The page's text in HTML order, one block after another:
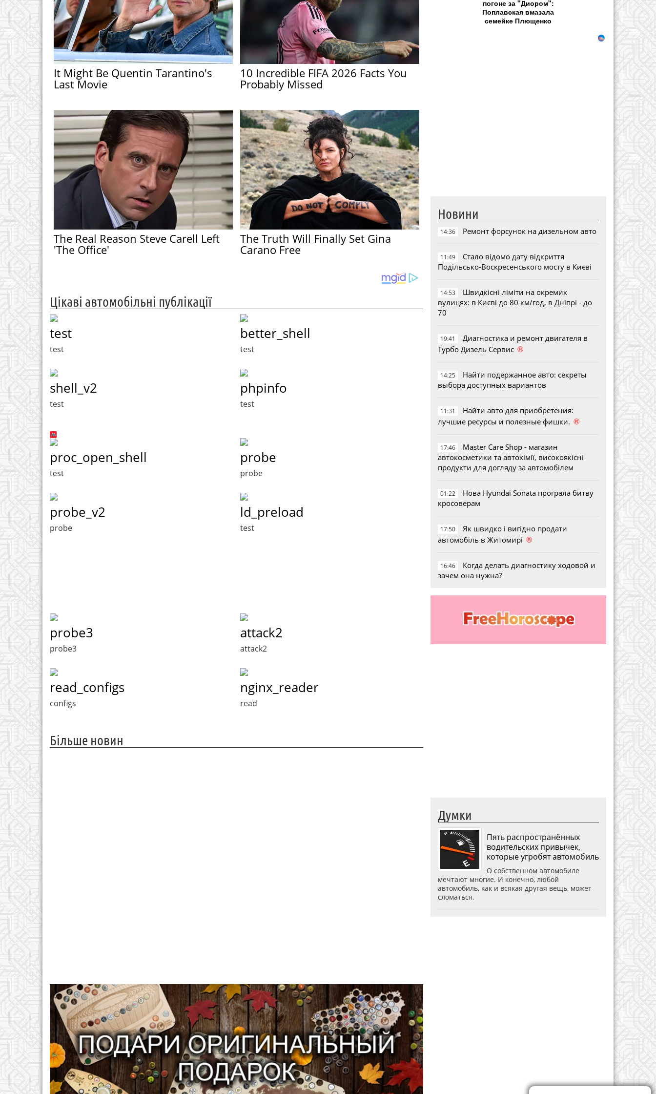
It Might Be Quentin Tarantino's
Last Movie
10 Incredible FIFA 2026 Facts You
Probably Missed
The Real Reason Steve Carell Left
'The Office'
The Truth Will Finally Set Gina
Carano Free
Цікаві автомобільні публікації
test
test
better_shell
test
shell_v2
test
phpinfo
test
proc_open_shell
test
probe
probe
probe_v2
probe
ld_preload
test
probe3
probe3
attack2
attack2
read_configs
configs
nginx_reader
read
Більше новин
погоне за "Диором":
Поплавская вмазала
семейке Плющенко
Новини
14:36 Ремонт форсунок на дизельном авто
11:49
Стало відомо дату відкриття
Подільсько-Воскресенського мосту в Києві
14:53
Швидкісні ліміти на окремих
вулицях: в Києві до 80 км/год, в Дніпрі - до
70
19:41
Диагностика и ремонт двигателя в
Турбо Дизель Сервис ®
14:25
Найти подержанное авто: секреты
выбора доступных вариантов
11:31
Найти авто для приобретения:
лучшие ресурсы и полезные фишки. ®
17:46
Master Care Shop - магазин
автокосметики та автохімії, високоякісні
продукти для догляду за автомобілем
01:22
Нова Hyundai Sonata програла битву
кросоверам
17:50
Як швидко і вигідно продати
автомобіль в Житомирі ®
16:46
Когда делать диагностику ходовой и
зачем она нужна?
Думки
Пять распространённых
водительских привычек,
которые угробят автомобиль
О собственном автомобиле
мечтают многие. И конечно, любой
автомобиль, как и всякая другая вещь, может
сломаться.